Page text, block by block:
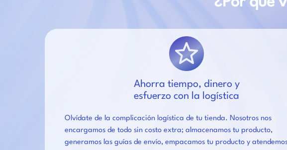
Ahorra tiempo, dinero y
esfuerzo con la logística
Olvídate de la complicación logística de tu tienda. Nosotros nos
encargamos de todo sin costo extra; almacenamos tu producto,
generamos las guías de envío, empacamos tu producto y